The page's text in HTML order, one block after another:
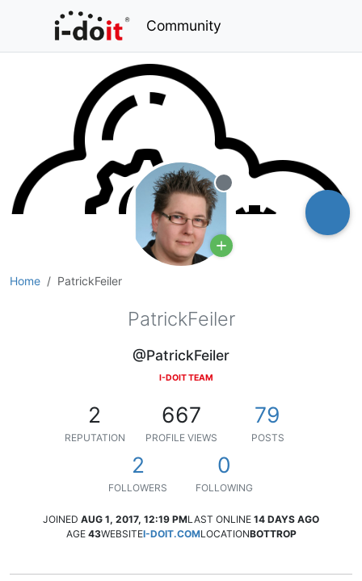
Community
Home PatrickFeiler
Offline
PatrickFeiler
@PatrickFeiler
I-DOIT TEAM
2
REPUTATION
667
PROFILE VIEWS
79
POSTS
2
FOLLOWERS
0
FOLLOWING
JOINED AUG 1, 2017, 12:19 PMLAST ONLINE 14 DAYS AGO
AGE 43WEBSITEI-DOIT.COMLOCATIONBOTTROP